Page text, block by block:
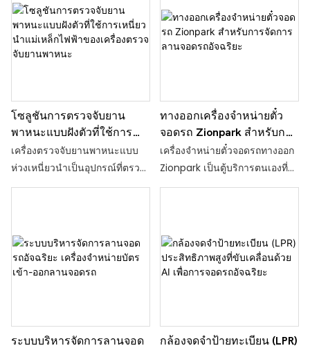
สำรองจะเป็นสีม่วง
ท่าเรือ คลับ ฯลฯ
แสดงสถานะสีที่ใช้งานง่าย และ
การออกแบบที่ใช้งานง่าย ช่วย
นำทางผู้ใช้ตลอดขั้นตอนการ
เทคโนโลยีป้องกันการหนีบแบบ
กลไกหรืออินฟราเรดในตัว จะเปิด
ประตูกลับโดยอัตโนมัติหากตรวจ
พบบุคคลในทางเดินระหว่างการ
งานง่ายขึ้นอย่างมาก มีอินเท
อร์เฟซไฟฟ้าภายนอกที่ได้
มาตรฐาน ช่วยให้สามารถทำงาน
จากระยะไกลผ่านคอมพิวเตอร์ได้
จัดการทางเข้า-ออกสำหรับคน
เดินเท้าอย่างชาญฉลาด อุปกรณ์
นี้ผสานรวมระบบควบคุมทางกล
ยืนยันตัวตนที่หลากหลาย ด้วย
การผสานรวมระบบยืนยันตัวตนที่
หลากหลาย อุปกรณ์ความ
ปลอดภัยและสัญญาณเตือนที่เชื่อ
ถือได้ ตัวบ่งชี้ทิศทาง และจอแสดง
ผล LED ที่ใช้งานง่าย จึงสามารถ
ฉลาด
โซลูชันการตรวจจับยาน
พาหนะแบบฝังตัวที่ใช้การ
เหนี่ยวนำแม่เหล็กไฟฟ้าของ
เครื่องตรวจจับยานพาหนะ
เครื่องตรวจจับยานพาหนะแบบ
ห่วงเหนี่ยวนำเป็นอุปกรณ์ที่ตรวจ
จับการมีอยู่ของยานพาหนะผ่าน
ทางออกเครื่องจำหน่ายตั๋ว
จอดรถ Zionpark สำหรับการ
จัดการลานจอดรถอัจฉริยะ
เครื่องจำหน่ายตั๋วจอดรถทางออก
Zionpark เป็นตู้บริการตนเองที่
ออกแบบมาเพื่อออกตั๋วอัตโนมัติ
ระบบบริหารจัดการลานจอด
กล้องจดจำป้ายทะเบียน (LPR)